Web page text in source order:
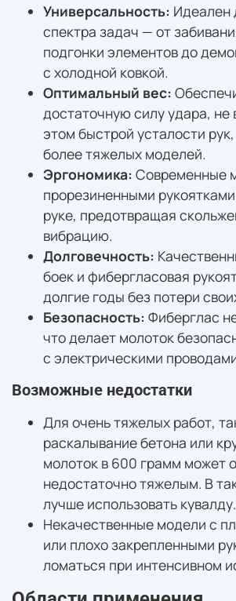
Универсальность: Идеален
спектра задач — от
подгонки элементов до
с холодной ковкой.
Оптимальный вес:
достаточную силу удара, не
этом быстрой усталости
более тяжелых моделей.
Эргономика: Современные
прорезиненными
руке, предотвращая
вибрацию.
Долговечность:
боек и фибергласовая
долгие годы без потери
Безопасность: Фиберглас
что делает молоток
с электрическими
Возможные недостатки
Для очень тяжелых работ,
раскалывание бетона или
молоток в 600 грамм может
недостаточно тяжелым. В
лучше использовать кувалду.
Некачественные модели с
или плохо закрепленными
ломаться при интенсивном